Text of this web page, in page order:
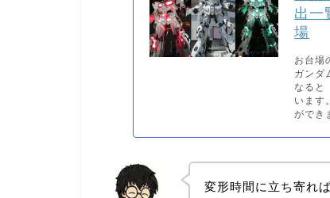
出一
場
お台場
ガンダ
なると
います
ができ
変形時間に立ち寄れ